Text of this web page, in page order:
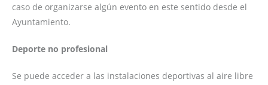
caso de organizarse algún evento en este sentido desde el
Ayuntamiento.
Deporte no profesional
Se puede acceder a las instalaciones deportivas al aire libre